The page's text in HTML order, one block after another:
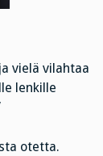
vielä vilahtaa
lenkille
otetta.